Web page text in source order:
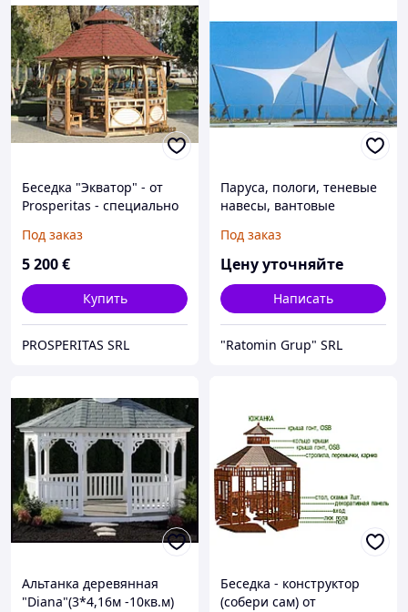
Беседка "Экватор" - от
Prosperitas - специально
мебель, осень 2013"
Под заказ
5 200€
Купить
PROSPERITAS SRL
Паруса, пологи, теневые
навесы, вантовые
Под заказ
Цену уточняйте
Написать
"Ratomin Grup" SRL
Альтанка деревянная
"Diana"(3*4,16м -10кв.м)
Беседка - конструктор
(собери сам) от